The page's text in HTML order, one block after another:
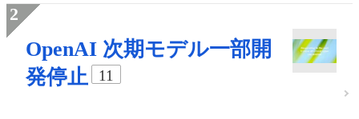
OpenAI 次期モデル一部開
発停止
11